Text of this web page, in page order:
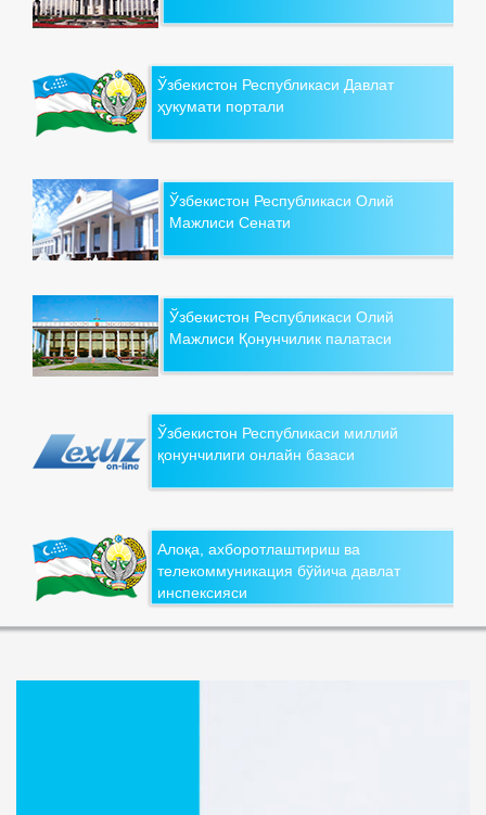
Ўзбекистон Республикаси Давлат
ҳукумати портали
Ўзбекистон Республикаси Олий
Мажлиси Сенати
Ўзбекистон Республикаси Олий
Мажлиси Қонунчилик палатаси
Ўзбекистон Республикаси миллий
қонунчилиги онлайн базаси
Алоқа, ахборотлаштириш ва
телекоммуникация бўйича давлат
инспексияси